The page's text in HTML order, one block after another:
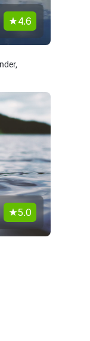
4.6
5.0